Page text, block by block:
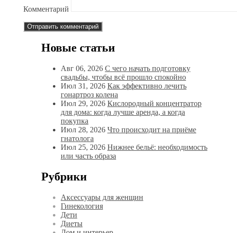
Комментарий
Новые статьи
Авг 06, 2026 С чего начать подготовку
свадьбы, чтобы всё прошло спокойно
Июл 31, 2026 Как эффективно лечить
гонартроз колена
Июл 29, 2026 Кислородный концентратор
для дома: когда лучше аренда, а когда
покупка
Июл 28, 2026 Что происходит на приёме
гнатолога
Июл 25, 2026 Нижнее бельё: необходимость
или часть образа
Рубрики
Аксессуары для женщин
Гинекология
Дети
Диеты